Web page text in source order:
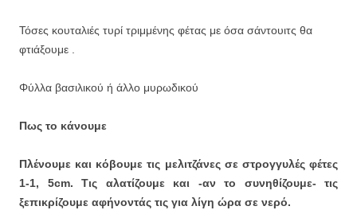
Τόσες κουταλιές τυρί τριμμένης φέτας με όσα σάντουιτς θα
φτιάξουμε .
Φύλλα βασιλικού ή άλλο μυρωδικού
Πως το κάνουμε
Πλένουμε και κόβουμε τις μελιτζάνες σε στρογγυλές φέτες
1-1, 5cm. Τις αλατίζουμε και -αν το συνηθίζουμε- τις
ξεπικρίζουμε αφήνοντάς τις για λίγη ώρα σε νερό.